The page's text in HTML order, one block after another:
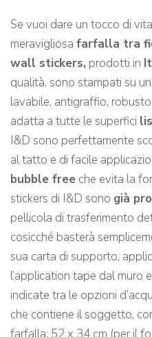
Se vuoi dare un tocco di
meravigliosa farfalla tra
wall stickers, prodotti in
qualità, sono stampati su
lavabile, antigraffio,
adatta a tutte le superfici
I&D sono perfettamente
al tatto e di facile
bubble free che evita la
stickers di I&D sono già
pellicola di trasferimento
cosicché basterà
sua carta di supporto,
l’application tape dal muro
indicate tra le opzioni
che contiene il soggetto,